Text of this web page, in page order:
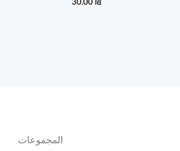
30.00 ₪
المجموعات